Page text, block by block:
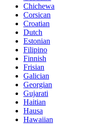
Chichewa
Corsican
Croatian
Dutch
Estonian
Filipino
Finnish
Frisian
Galician
Georgian
Gujarati
Haitian
Hausa
Hawaiian